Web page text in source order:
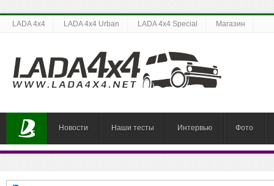
LADA 4x4 LADA 4x4 Urban LADA 4x4 Special Магазин
Новости Наши тесты Интервью Фото